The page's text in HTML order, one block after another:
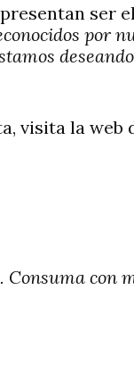
ser
por
visita la web
Consuma con